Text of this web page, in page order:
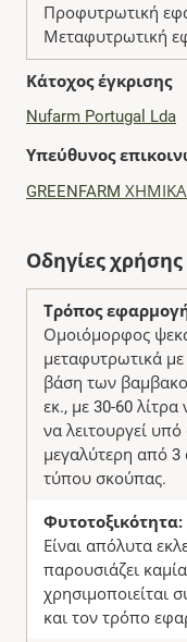
Προφυτρωτική
Μεταφυτρωτική
Κάτοχος έγκρισης
Nufarm Portugal Lda
Υπεύθυνος
GREENFARM
Οδηγίες χρήσης
Τρόπος
Ομοιόμορφος
μεταφυτρωτικά
βάση των
εκ., με 30-60
να λειτουργεί
μεγαλύτερη από 3
τύπου σκούπας.
Φυτοτοξικότητα:
Είναι απόλυτα
παρουσιάζει
χρησιμοποιείται
και τον τρόπο